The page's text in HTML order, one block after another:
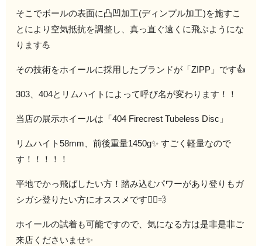
そこでボールの表面に凸凹加工(ディンプル加工)を施すこ
とにより空気抵抗を調整し、真っ直ぐ遠くに飛ぶようにな
ります💪
その技術をホイールに採用したブランドが「ZIPP」です👍
303、404とリムハイトによって呼び名が変わります！！
当店の展示ホイールは「404 Firecrest Tubeless Disc」
リムハイト58mm、前後重量1450g✨ すごく軽量なので
す！！！！！
平地でかっ飛ばしたい方！踏み込むパワーがあり登りもガ
シガシ登りたい方にオススメです🚴‍♀️💨
ホイールの試着も可能ですので、気になる方は是非是非ご
来店くださいませ✨